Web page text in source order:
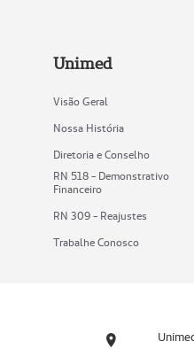
Unimed
Visão Geral
Nossa História
Diretoria e Conselho
RN 518 - Demonstrativo
Financeiro
RN 309 - Reajustes
Trabalhe Conosco